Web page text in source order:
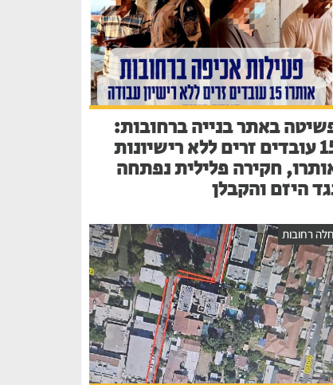
באתר בנייה ברחובות:
15 עובדים זרים ללא רישיונות
חקירה פלילית נפתחה
היזם והקבלן
רחובות